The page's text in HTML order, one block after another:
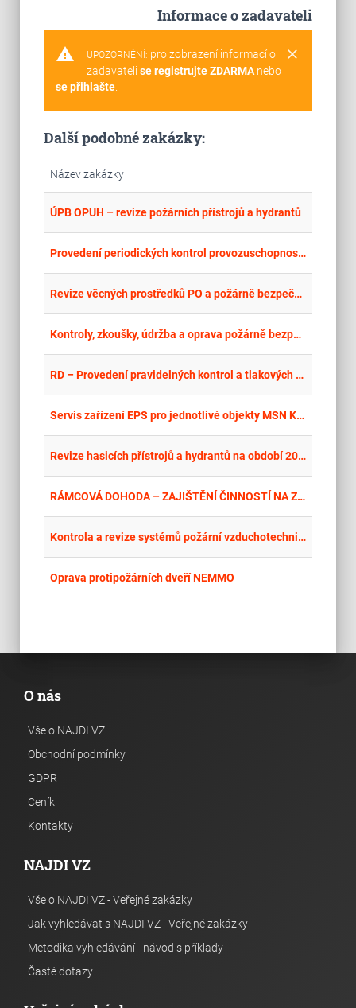
Informace o zadavateli
warning clear
UPOZORNĚNÍ: pro zobrazení informací o
zadavateli se registrujte ZDARMAnebo
se přihlašte.
Další podobné zakázky:
Název zakázky
ÚPB OPUH – revize požárních přístrojů a hydrantů
Provedení periodických kontrol provozuschopnosti (revizí) a tlakových zkoušek hasicích přístrojů v roce 2026
Revize věcných prostředků PO a požárně bezpečnostních zařízení pro rok 2026
Kontroly, zkoušky, údržba a oprava požárně bezpečnostních zařízení 2026–2028 v obvodu Hradec Králové
RD – Provedení pravidelných kontrol a tlakových zkoušek hasicích přístrojů
Servis zařízení EPS pro jednotlivé objekty MSN Krnov
Revize hasicích přístrojů a hydrantů na období 2026 – 2027
RÁMCOVÁ DOHODA – ZAJIŠTĚNÍ ČINNOSTÍ NA ZAŘÍZENÍ SSZ A SHZ V OBLASTI LOGICKÉHO CELKU STROJOVNA, LOGICKÉHO CELKU STAVBA A LOGICKÉHO CELKU VENKOVNÍ OBJEKTY JADERNÉ ELEKTRÁRNY TEMELÍN
Kontrola a revize systémů požární vzduchotechniky
Oprava protipožárních dveří NEMMO
O nás
Vše o NAJDI VZ
Obchodní podmínky
GDPR
Ceník
Kontakty
NAJDI VZ
Vše o NAJDI VZ - Veřejné zakázky
Jak vyhledávat s NAJDI VZ - Veřejné zakázky
Metodika vyhledávání - návod s příklady
Časté dotazy